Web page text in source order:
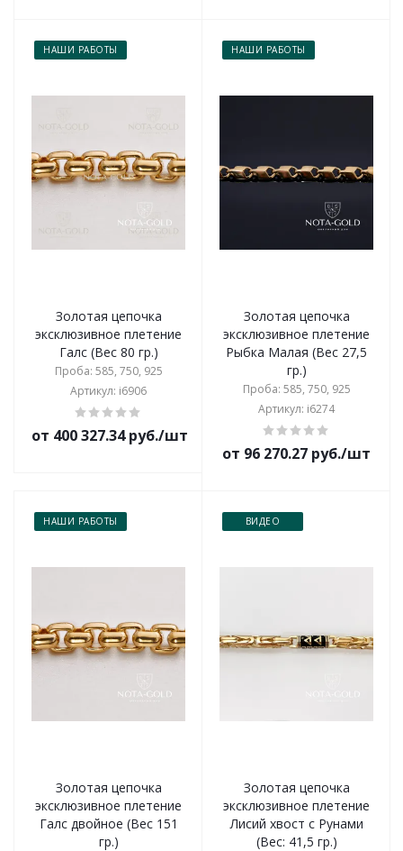
НАШИ РАБОТЫ
Золотая цепочка
эксклюзивное плетение
Галс (Вес 80 гр.)
Проба: 585, 750, 925
Артикул: i6906
от 400 327.34 руб./шт
НАШИ РАБОТЫ
Золотая цепочка
эксклюзивное плетение
Рыбка Малая (Вес 27,5
гр.)
Проба: 585, 750, 925
Артикул: i6274
от 96 270.27 руб./шт
НАШИ РАБОТЫ
Золотая цепочка
эксклюзивное плетение
Галс двойное (Вес 151
гр.)
ВИДЕО
Золотая цепочка
эксклюзивное плетение
Лисий хвост с Рунами
(Вес: 41,5 гр.)